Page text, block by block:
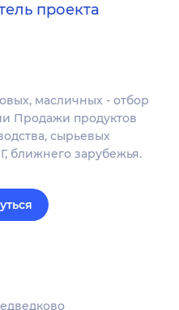
проекта
масличных - отбор
Продажи продуктов
сырьевых
ближнего зарубежья.